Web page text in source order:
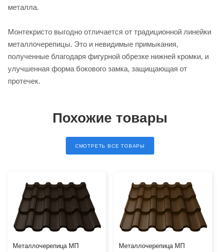
металла.
Монтекристо выгодно отличается от традиционной линейки
металлочерепицы. Это и невидимые примыкания,
полученные благодаря фигурной обрезке нижней кромки, и
улучшенная форма бокового замка, защищающая от
протечек.
Похожие товары
СМОТРЕТЬ ВСЕ ТОВАРЫ
Металлочерепица МП
Металлочерепица МП